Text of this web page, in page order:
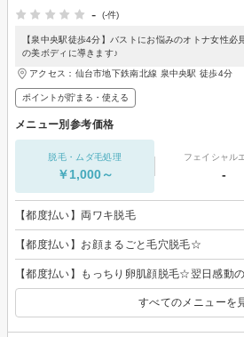
-
(-件)
【泉中央駅徒歩4分】バストにお悩みのオトナ女性必
の美ボディに導きます♪
アクセス：仙台市地下鉄南北線 泉中央駅 徒歩4分
ポイントが貯まる・使える
メニュー別参考価格
脱毛・ムダ毛処理
￥1,000～
フェイシャル
-
【都度払い】両ワキ脱毛
【都度払い】お顔まるごと毛穴脱毛☆
【都度払い】もっちり卵肌顔脱毛☆翌日感動
すべてのメニューを